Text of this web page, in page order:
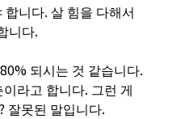
합니다. 살 힘을 다해서
니다.
되시는 것 같습니다.
이라고 합니다. 그런 게
? 잘못된 말입니다.